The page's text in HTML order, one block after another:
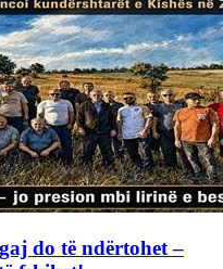
do të ndërtohet –